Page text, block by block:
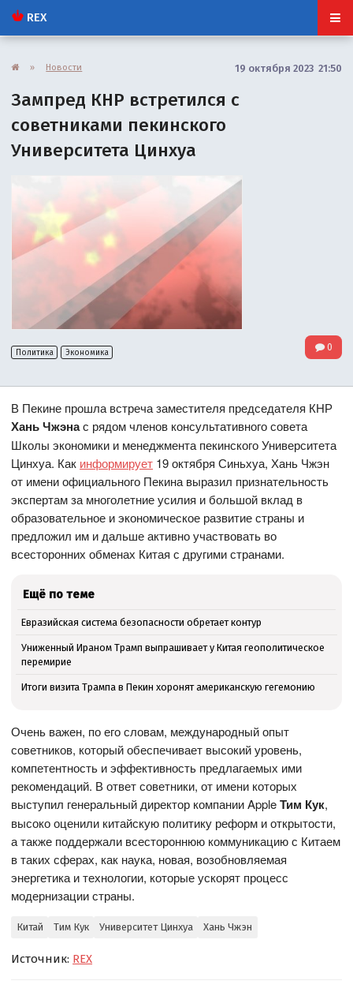
REX
» Новости 19 октября 2023 21:50
Зампред КНР встретился с
советниками пекинского
Университета Цинхуа
Политика Экономика 0
В Пекине прошла встреча заместителя председателя КНР
Хань Чжэнас рядом членов консультативного совета
Школы экономики и менеджмента пекинского Университета
Цинхуа. Как информирует 19 октября Синьхуа, Хань Чжэн
от имени официального Пекина выразил признательность
экспертам за многолетние усилия и большой вклад в
образовательное и экономическое развитие страны и
предложил им и дальше активно участвовать во
всесторонних обменах Китая с другими странами.
Ещё по теме
Евразийская система безопасности обретает контур
Униженный Ираном Трамп выпрашивает у Китая геополитическое
перемирие
Итоги визита Трампа в Пекин хоронят американскую гегемонию
Очень важен, по его словам, международный опыт
советников, который обеспечивает высокий уровень,
компетентность и эффективность предлагаемых ими
рекомендаций. В ответ советники, от имени которых
выступил генеральный директор компании AppleТим Кук,
высоко оценили китайскую политику реформ и открытости,
а также поддержали всестороннюю коммуникацию с Китаем
в таких сферах, как наука, новая, возобновляемая
энергетика и технологии, которые ускорят процесс
модернизации страны.
Китай Тим Кук Университет Цинхуа Хань Чжэн
Источник: REX